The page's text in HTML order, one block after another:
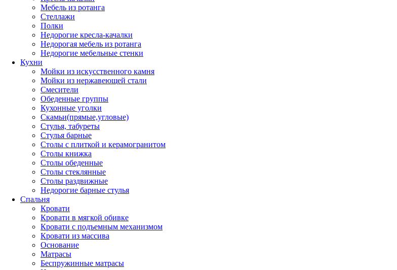
Мебель из ротанга
Стеллажи
Полки
Недорогие кресла-качалки
Недорогая мебель из ротанга
Недорогие мебельные стенки
Кухни
Мойки из искусственного камня
Мойки из нержавеющей стали
Смесители
Обеденные группы
Кухонные уголки
Скамьи(прямые,угловые)
Стулья, табуреты
Стулья барные
Столы с плиткой и керамогранитом
Столы книжка
Столы обеденные
Столы стеклянные
Столы раздвижные
Недорогие барные стулья
Спальня
Кровати
Кровати в мягкой обивке
Кровати с подъемным механизмом
Кровати из массива
Основание
Матрасы
Беспружинные матрасы